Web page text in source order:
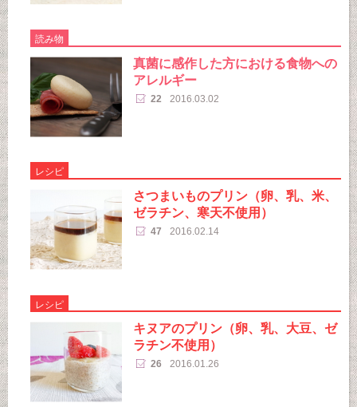
読み物
真菌に感作した方における食物への
アレルギー
22 2016.03.02
レシピ
さつまいものプリン（卵、乳、米、
ゼラチン、寒天不使用）
47 2016.02.14
レシピ
キヌアのプリン（卵、乳、大豆、ゼ
ラチン不使用）
26 2016.01.26